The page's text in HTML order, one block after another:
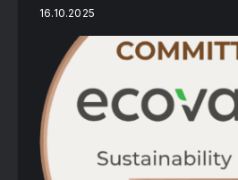
16.10.2025